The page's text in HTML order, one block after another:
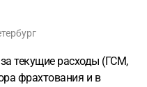
текущие расходы (ГСМ,
фрахтования и в